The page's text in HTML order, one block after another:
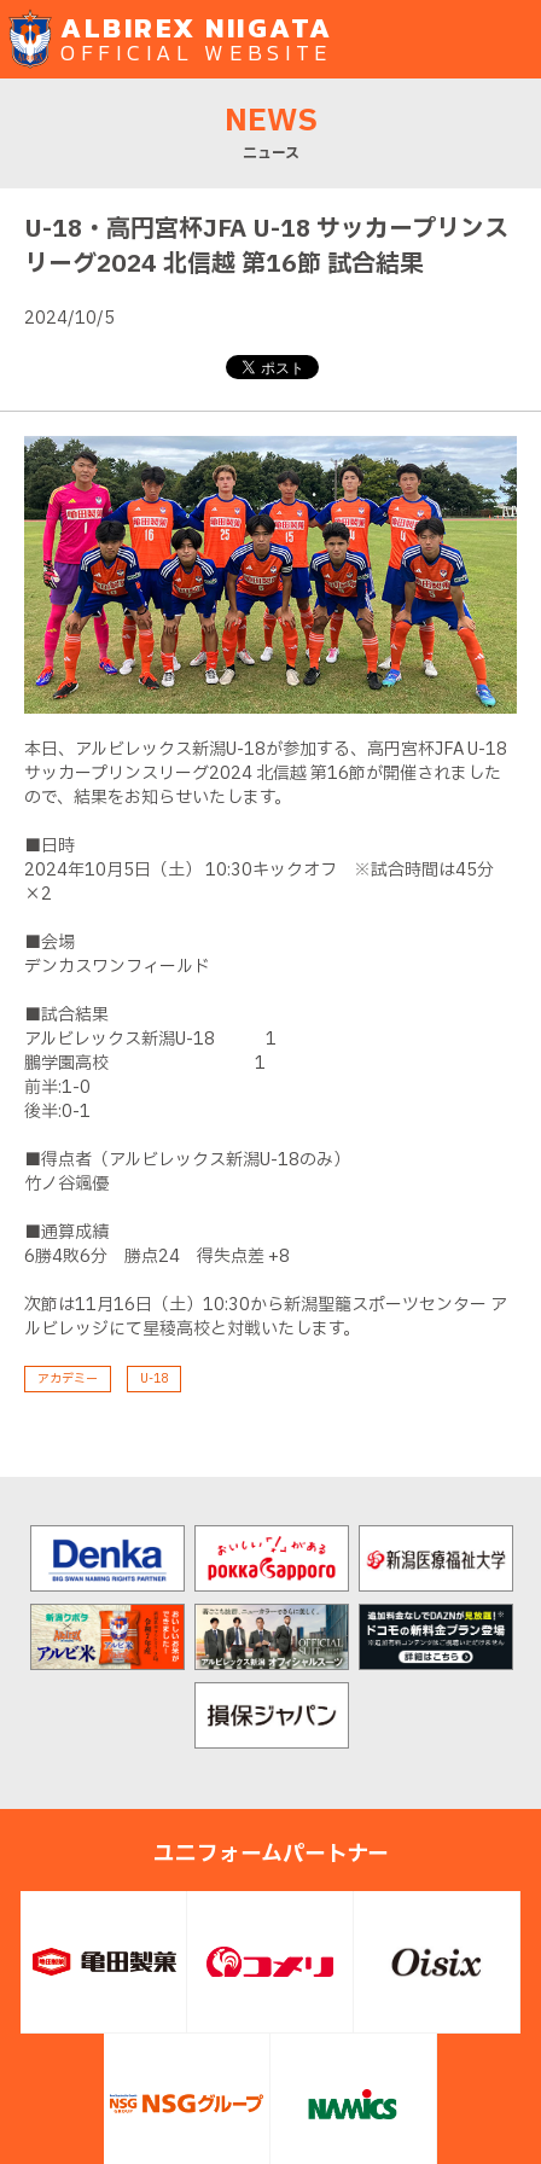
ALBIREX NIIGATA
OFFICIAL WEBSITE
NEWS
ニュース
U-18・高円宮杯JFA U-18 サッカープリンス
リーグ2024 北信越 第16節 試合結果
2024/10/5
本日、アルビレックス新潟U-18が参加する、高円宮杯JFA U-18
サッカープリンスリーグ2024 北信越 第16節が開催されました
ので、結果をお知らせいたします。
■日時
2024年10月5日（土） 10:30キックオフ ※試合時間は45分
×2
■会場
デンカスワンフィールド
■試合結果
アルビレックス新潟U-18 1
鵬学園高校 1
前半:1-0
後半:0-1
■得点者（アルビレックス新潟U-18のみ）
竹ノ谷颯優
■通算成績
6勝4敗6分 勝点24 得失点差 +8
次節は11月16日（土）10:30から新潟聖籠スポーツセンター ア
ルビレッジにて星稜高校と対戦いたします。
アカデミー U-18
ユニフォームパートナー